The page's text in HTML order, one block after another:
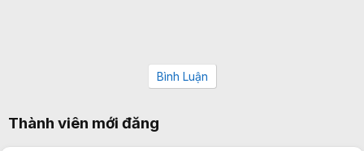
Bình Luận
Thành viên mới đăng